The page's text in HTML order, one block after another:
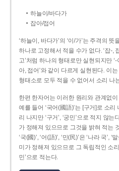
하늘이/바다가
잡아/접어
‘하늘이, 바다가’의 ‘이/가’는 주격의
하나로 고정해서 적을 수가 없다. ‘잡-,
고’처럼 하나의 형태로만 실현되지만
아, 접어’와 같이 다르게 실현된다. 이
형태소로 모두 적을 수 없어서 소리 나
한편 한자어는 이러한 원리와 관계없
예를 들어 ‘국어(國語)’는 [구거]로 소리
리 나지만 ‘구거’, ‘궁민’으로 적지 않
가 정해져 있으므로 그것을 밝혀 적는
‘국(國)’, ‘어(語)’, ‘민(民)’은 ‘나라 국’,
미가 정해져 있으므로 그 독립적인 소
민’으로 적는다.